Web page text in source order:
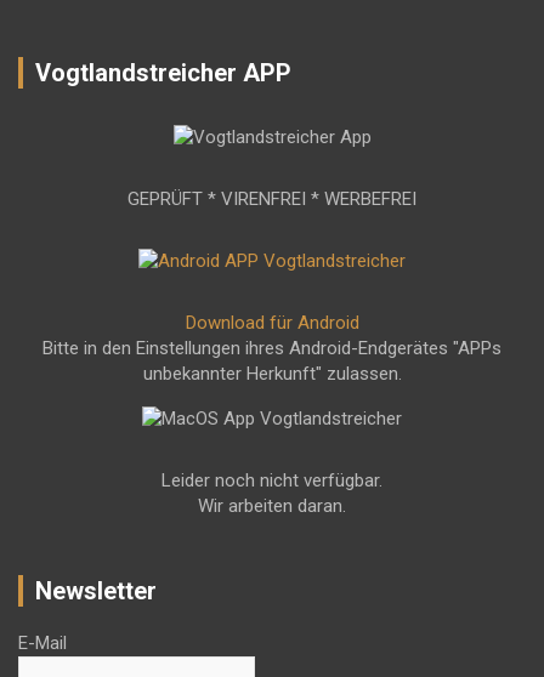
Vogtlandstreicher APP
GEPRÜFT * VIRENFREI * WERBEFREI
Download für Android
Bitte in den Einstellungen ihres Android-Endgerätes "APPs
unbekannter Herkunft" zulassen.
Leider noch nicht verfügbar.
Wir arbeiten daran.
Newsletter
E-Mail